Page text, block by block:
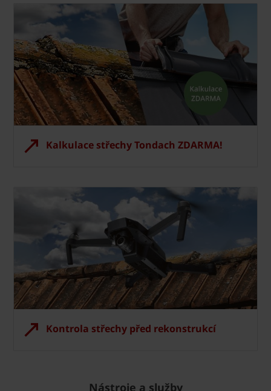
Kalkulace střechy Tondach ZDARMA!
Kontrola střechy před rekonstrukcí
Nástroje a služby